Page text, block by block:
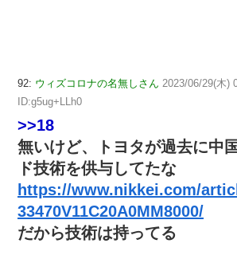
92: ウィズコロナの名無しさん 2023/06/29(木)
ID:g5ug+LLh0
>>18
無いけど、トヨタが過去に中
ド技術を供与してたな
https://www.nikkei.com/
33470V11C20A0MM8000/
だから技術は持ってる